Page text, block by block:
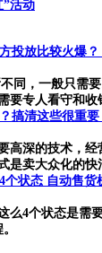
”活动
同，一般只需
要专人看守和收
高深的技术，经
是卖大众化的
自动售货
么4个状态是需